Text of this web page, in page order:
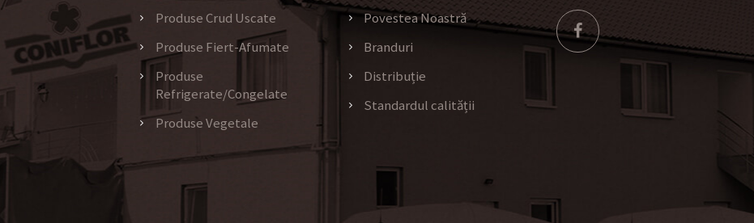
Produse Crud Uscate
Produse Fiert-Afumate
Produse
Refrigerate/Congelate
Produse Vegetale
Povestea Noastră
Branduri
Distribuție
Standardul calității